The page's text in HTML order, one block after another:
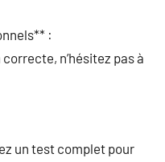
:
n’hésitez pas à
un test complet pour